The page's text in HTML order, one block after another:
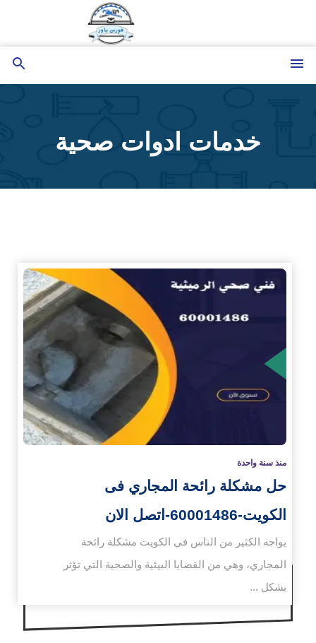
المحتوى
خدمات ادوات صحية
منذ سنة واحدة
حل مشكلة رائحة المجاري فى
الكويت-60001486-اتصل الان
يواجه الكثير من الناس في الكويت مشكلة رائحة
المجاري، وهي من القضايا البيئية والصحية التي تؤثر
بشكل ...